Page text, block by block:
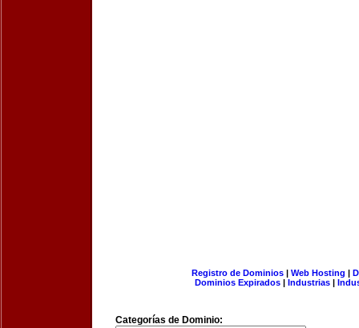
Registro de Dominios| Web Hosting |
Dominios Expirados | Industrias |
Categorías de Dominio: